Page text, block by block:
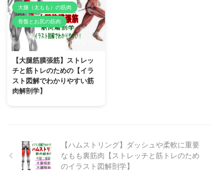
にある「大腿二頭筋」、太もも裏
内側の「半腱様筋」と「半膜様
筋」の3（4頭）筋肉の総称で
す。 ふ ...
筋としてもよく知られている人体
最長の二関節筋：【縫工筋】の解
剖学構造（起始停止、作用、神経
支配）をイラスト解説で理解し
て、イメージしながら効果的なス
レ）を実践しよう！ 【縫工筋】
とは？どこにあるどんな筋肉
【縫工筋】は、骨盤前面表層から
太もも前側から内側へS字にテー
成します。 【縫工筋（ほうこう
きん）】は ...
合して調整するように走行する長
い機能 ...
大腿（太もも）の筋肉
骨盤とお尻の筋肉
2022/12/13
【大腿筋膜張筋】ストレッ
チと筋トレのための【イラ
スト図解でわかりやすい筋
肉解剖学】
用、神経支配）や役割を実際場面
で使える知識になるように包括的
にまとめて、イラスト図解を用い
てわかりやすく解説しています。
【ハムストリング】ダッシュや柔軟に重要
なもも裏筋肉【ストレッチと筋トレのため
のイラスト図解剖学】